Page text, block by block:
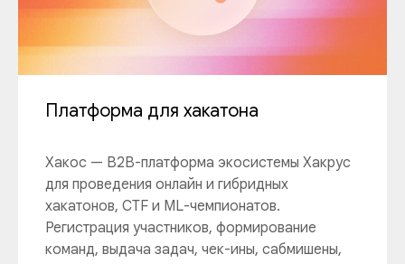
Платформа для хакатона
Хакос — B2B-платформа экосистемы Хакрус
для проведения онлайн и гибридных
хакатонов, CTF и ML-чемпионатов.
Регистрация участников, формирование
команд, выдача задач, чек-ины, сабмишены,